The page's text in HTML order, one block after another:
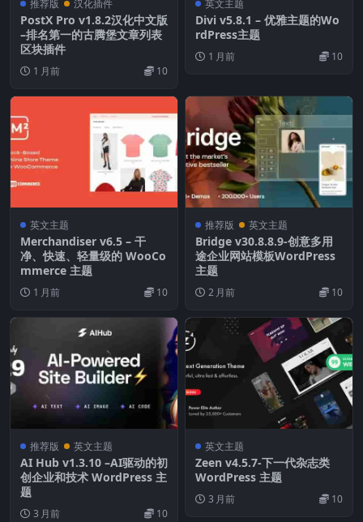
推荐版 汉化插件
PostX Pro v1.8.2汉化中文版
–排名第一的古腾堡文章列表
区块插件
1 月前 10
英文主题
Divi v5.8.1 – 优雅主题的Wo
rdPress主题
1 月前 10
英文主题
Merchandiser v6.5 – 干
净、快速、轻量级的 WooCo
mmerce 主题
1 月前 10
推荐版 英文主题
Bridge v30.8.8.9-创意多用
途企业网站模板WordPress
主题
2 月前 10
推荐版 英文主题
AI Hub v1.3.10 –AI驱动的初
创企业和技术 WordPress 主
题
3 月前 10
英文主题
Zeen v4.5.7-下一代杂志类
WordPress 主题
3 月前 10